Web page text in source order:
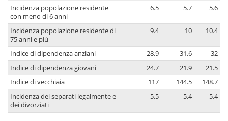
Incidenza popolazione residente
con meno di 6 anni
6.5 5.7 5.6
Incidenza popolazione residente di
75 anni e più
9.4 10 10.4
Indice di dipendenza anziani 28.9 31.6
32
Indice di dipendenza giovani
24.7 21.9
21.5
Indice di vecchiaia
117 144.5
148.7
Incidenza dei separati legalmente e
dei divorziati
5.5 5.4 5.4